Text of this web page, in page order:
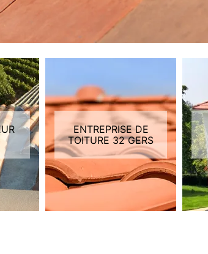
ENTREPRISE DE
TOITURE 32 GERS